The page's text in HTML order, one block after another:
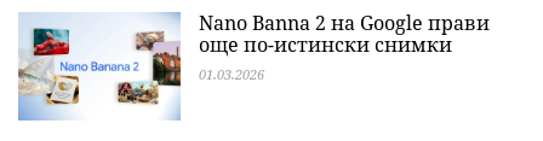
Nano Banna 2 на Google прави
още по-истински снимки
01.03.2026